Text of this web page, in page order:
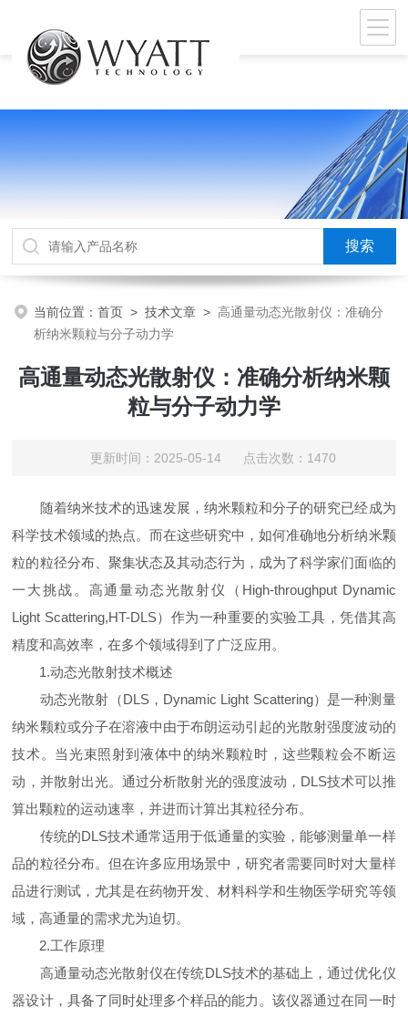
当前位置：首页 >技术文章 > 高通量动态光散射仪：准确分
析纳米颗粒与分子动力学
高通量动态光散射仪：准确分析纳米颗
粒与分子动力学
更新时间：2025-05-14 点击次数：1470
随着纳米技术的迅速发展，纳米颗粒和分子的研究已经成为
科学技术领域的热点。而在这些研究中，如何准确地分析纳米颗
粒的粒径分布、聚集状态及其动态行为，成为了科学家们面临的
一大挑战。高通量动态光散射仪（High-throughput Dynamic
Light Scattering,HT-DLS）作为一种重要的实验工具，凭借其高
精度和高效率，在多个领域得到了广泛应用。
1.动态光散射技术概述
动态光散射（DLS，Dynamic Light Scattering）是一种测量
纳米颗粒或分子在溶液中由于布朗运动引起的光散射强度波动的
技术。当光束照射到液体中的纳米颗粒时，这些颗粒会不断运
动，并散射出光。通过分析散射光的强度波动，DLS技术可以推
算出颗粒的运动速率，并进而计算出其粒径分布。
传统的DLS技术通常适用于低通量的实验，能够测量单一样
品的粒径分布。但在许多应用场景中，研究者需要同时对大量样
品进行测试，尤其是在药物开发、材料科学和生物医学研究等领
域，高通量的需求尤为迫切。
2.工作原理
高通量动态光散射仪在传统DLS技术的基础上，通过优化仪
器设计，具备了同时处理多个样品的能力。该仪器通过在同一时